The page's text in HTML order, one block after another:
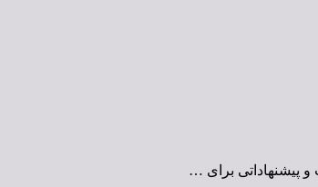
پیشنهاداتی برای …